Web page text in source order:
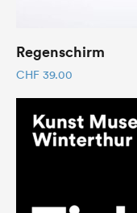
Regenschirm
CHF 39.00